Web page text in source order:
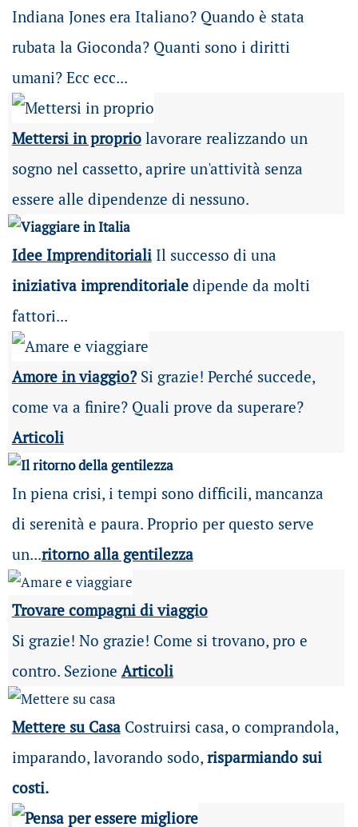
Indiana Jones era Italiano? Quando è stata
rubata la Gioconda? Quanti sono i diritti
umani? Ecc ecc...
Mettersi in propriolavorare realizzando un
sogno nel cassetto, aprire un'attività senza
essere alle dipendenze di nessuno.
Idee ImprenditorialiIl successo di una
iniziativa imprenditorialedipende da molti
fattori...
Amore in viaggio?Si grazie! Perché succede,
come va a finire? Quali prove da superare?
Articoli
In piena crisi, i tempi sono difficili, mancanza
di serenità e paura. Proprio per questo serve
un...ritorno alla gentilezza
Trovare compagni di viaggio
Si grazie! No grazie! Come si trovano, pro e
contro. Sezione Articoli
Mettere su Casa Costruirsi casa, o comprandola,
imparando, lavorando sodo, risparmiando sui
costi.